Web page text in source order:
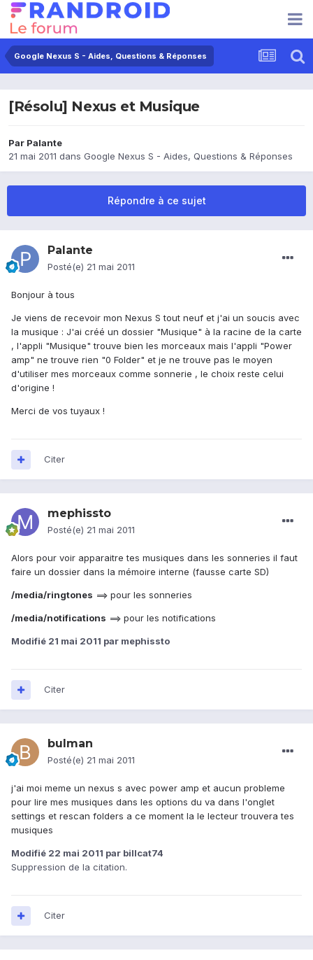
Google Nexus S - Aides, Questions & Réponses
[Résolu] Nexus et Musique
Par Palante
21 mai 2011 dans Google Nexus S - Aides, Questions & Réponses
Répondre à ce sujet
Palante
Posté(e) 21 mai 2011
Bonjour à tous
Je viens de recevoir mon Nexus S tout neuf et j'ai un soucis avec
la musique : J'ai créé un dossier "Musique" à la racine de la carte
, l'appli "Musique" trouve bien les morceaux mais l'appli "Power
amp" ne trouve rien "0 Folder" et je ne trouve pas le moyen
d'utiliser mes morceaux comme sonnerie , le choix reste celui
d'origine !
Merci de vos tuyaux !
Citer
mephissto
Posté(e) 21 mai 2011
Alors pour voir apparaitre tes musiques dans les sonneries il faut
faire un dossier dans la mémoire interne (fausse carte SD)
/media/ringtones ==> pour les sonneries
/media/notifications ==> pour les notifications
Modifié 21 mai 2011 par mephissto
Citer
bulman
Posté(e) 21 mai 2011
j'ai moi meme un nexus s avec power amp et aucun probleme
pour lire mes musiques dans les options du va dans l'onglet
settings et rescan folders a ce moment la le lecteur trouvera tes
musiques
Modifié 22 mai 2011 par billcat74
Suppression de la citation.
Citer